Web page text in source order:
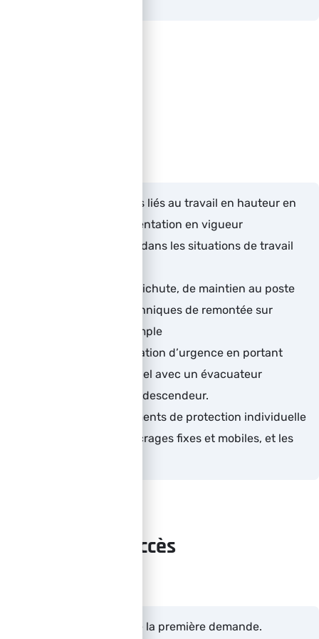
Analyser les risques liés au travail en hauteur en
lien avec la réglementation en vigueur
Savoir se sécuriser dans les situations de travail
Maîtriser les EPI antichute, de maintien au poste
de travail et les techniques de remontée sur
cordes et rappel simple
Réaliser une évacuation d’urgence en portant
secours au personnel avec un évacuateur
automatique et sur descendeur.
Utiliser les Équipements de protection individuelle
comprenant les ancrages fixes et mobiles, et les
Délais d'accès
3 semaines à compter de la première demande.